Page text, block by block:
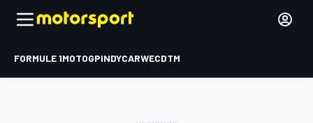
FORMULE 1MOTOGPINDYCARWECDTM